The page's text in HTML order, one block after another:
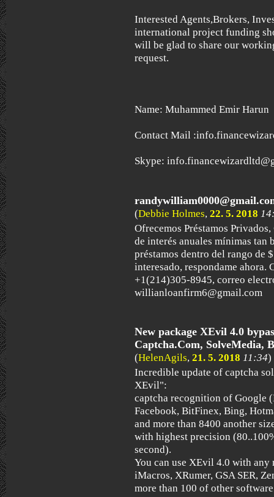
Interested Agents,Brokers,
international project funding
will be glad to share our
request.
Name: Muhammed Emir Harun
Contact Mail
Skype:
(Debbie Holmes, 22. 5. 2018
Ofrecemos Préstamos
de interés anuales mínimas tan
préstamos dentro del rango de
interesado, respondame ahora.
+1(214)305-8945, correo
willianloanfirm6@gmail.com
New package XEvil 4.0
Captcha.Com, SolveMedia,
(HelenAgils, 21. 5. 2018 11:34)
Incredible update of captcha
XEvil":
captcha recognition of Google
Facebook, BitFinex, Bing,
and more than 8400 another
with highest precision
second).
You can use XEvil 4.0 with
iMacros, XRumer, GSA SER,
more than 100 of other